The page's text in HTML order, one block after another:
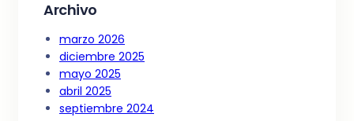
Archivo
marzo 2026
diciembre 2025
mayo 2025
abril 2025
septiembre 2024